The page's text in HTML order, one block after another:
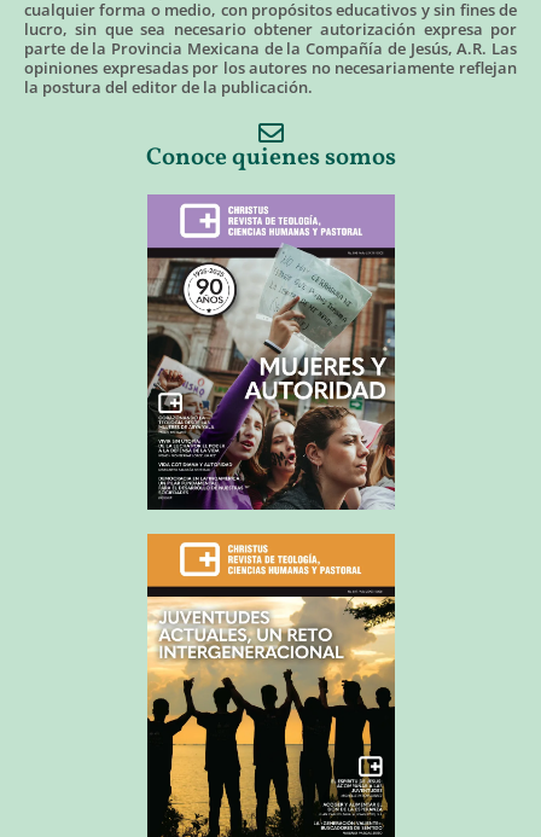
cualquier forma o medio, con propósitos educativos y sin fines de
lucro, sin que sea necesario obtener autorización expresa por
parte de la Provincia Mexicana de la Compañía de Jesús, A.R. Las
opiniones expresadas por los autores no necesariamente reflejan
la postura del editor de la publicación.
Conoce quienes somos